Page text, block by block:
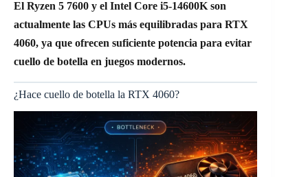
El Ryzen 5 7600 y el Intel Core i5-14600K son
actualmente las CPUs más equilibradas para RTX
4060, ya que ofrecen suficiente potencia para evitar
cuello de botella en juegos modernos.
¿Hace cuello de botella la RTX 4060?